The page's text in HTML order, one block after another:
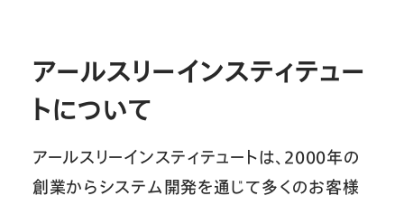
アールスリーインスティテュー
トについて
アールスリーインスティテュートは、2000年の
創業からシステム開発を通じて多くのお客様